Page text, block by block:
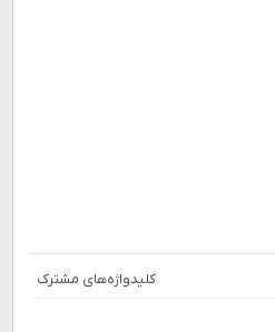
کلیدواژه‌های مشترک